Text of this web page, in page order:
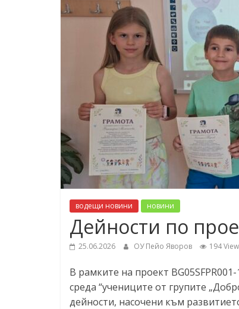
водещи новини новини
Дейности по
25.06.2026 ОУ Пейо Яворов 194
В рамките на проект
среда “учениците от групите
дейности, насочени към